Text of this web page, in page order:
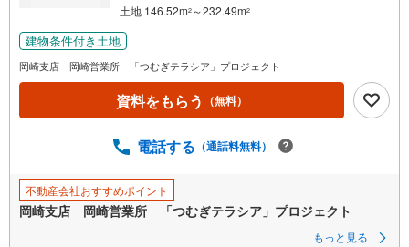
土地 146.52m2 ～232.49m2
建物条件付き土地
岡崎支店 岡崎営業所 「つむぎテラシア」プロジェクト
資料をもらう （無料）
電話する （通話料無料）
不動産会社おすすめポイント
岡崎支店 岡崎営業所 「つむぎテラシア」プロジェクト
もっと見る